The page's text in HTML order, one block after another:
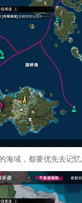
域，都要优先去记